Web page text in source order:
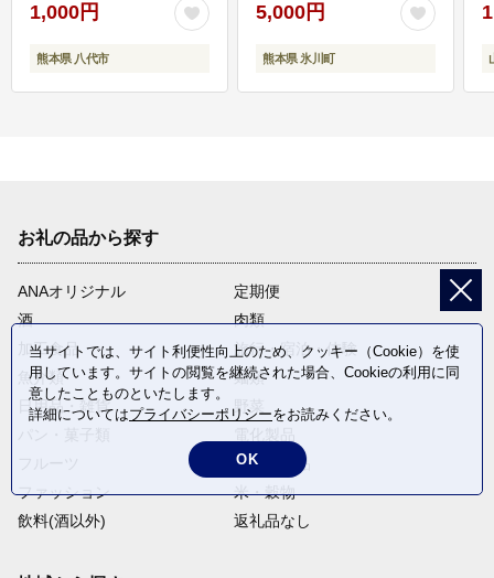
1,000円
熊本県 八代市
5,000円
熊本県 氷川町
お礼の品から探す
ANAオリジナル
定期便
酒
肉類
加工食品
旅行・宿泊・体験
魚介類
麺類
日用品・雑貨
野菜
卵・乳製品
ファッション
米・穀物
飲料(酒以外)
返礼品なし
当サイトでは、サイト利便性向上のため、クッキー（Cookie）を使
用しています。サイトの閲覧を継続された場合、Cookieの利用に同
意したことものといたします。
詳細についてはプライバシーポリシーをお読みください。
OK